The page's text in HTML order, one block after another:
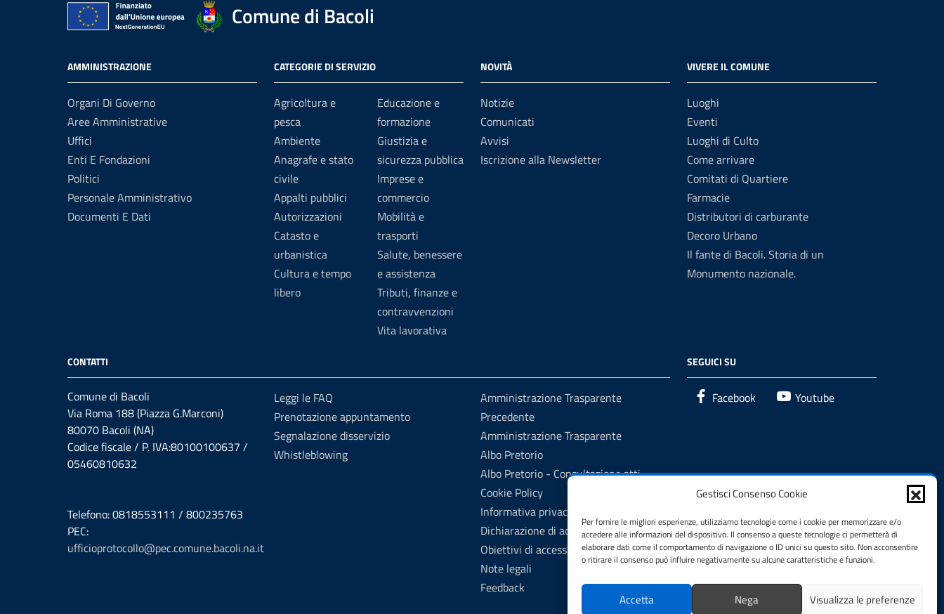
Gestisci Consenso Cookie
Per fornire le migliori esperienze, utilizziamo tecnologie come i cookie per memorizzare e/o
accedere alle informazioni del dispositivo. Il consenso a queste tecnologie ci permetterà di
elaborare dati come il comportamento di navigazione o ID unici su questo sito. Non acconsentire
o ritirare il consenso può influire negativamente su alcune caratteristiche e funzioni.
Accetta Nega Visualizza le preferenze
Comune di Bacoli
AMMINISTRAZIONE
Organi Di Governo
Aree Amministrative
Uffici
Enti E Fondazioni
Politici
Personale Amministrativo
Documenti E Dati
CATEGORIE DI SERVIZIO
Agricoltura e
pesca
Ambiente
Anagrafe e stato
civile
Appalti pubblici
Autorizzazioni
Catasto e
urbanistica
Cultura e tempo
libero
Educazione e
formazione
Giustizia e
sicurezza pubblica
Imprese e
commercio
Mobilità e
trasporti
Salute, benessere
e assistenza
Tributi, finanze e
contravvenzioni
Vita lavorativa
NOVITÀ
Notizie
Comunicati
Avvisi
Iscrizione alla Newsletter
VIVERE IL COMUNE
Luoghi
Eventi
Luoghi di Culto
Come arrivare
Comitati di Quartiere
Farmacie
Distributori di carburante
Decoro Urbano
Il fante di Bacoli. Storia di un
Monumento nazionale.
CONTATTI
Comune di Bacoli
Via Roma 188 (Piazza G.Marconi)
80070 Bacoli (NA)
Codice fiscale / P. IVA:80100100637 /
05460810632
Telefono: 0818553111 / 800235763
PEC:
ufficioprotocollo@pec.comune.bacoli.na.it
Leggi le FAQ
Prenotazione appuntamento
Segnalazione disservizio
Whistleblowing
Amministrazione Trasparente
Precedente
Amministrazione Trasparente
Albo Pretorio
Albo Pretorio - Consultazione atti
Cookie Policy
Informativa privacy
Dichiarazione di accessibilità
Obiettivi di accessibilità
Note legali
Feedback
SEGUICI SU
Facebook Youtube